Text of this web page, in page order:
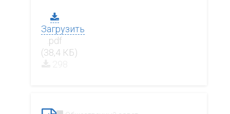
Загрузить
.pdf
(38,4 КБ)